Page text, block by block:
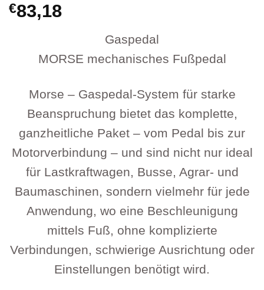
€83,18
Gaspedal
MORSE mechanisches Fußpedal
Morse – Gaspedal-System für starke
Beanspruchung bietet das komplette,
ganzheitliche Paket – vom Pedal bis zur
Motorverbindung – und sind nicht nur ideal
für Lastkraftwagen, Busse, Agrar- und
Baumaschinen, sondern vielmehr für jede
Anwendung, wo eine Beschleunigung
mittels Fuß, ohne komplizierte
Verbindungen, schwierige Ausrichtung oder
Einstellungen benötigt wird.